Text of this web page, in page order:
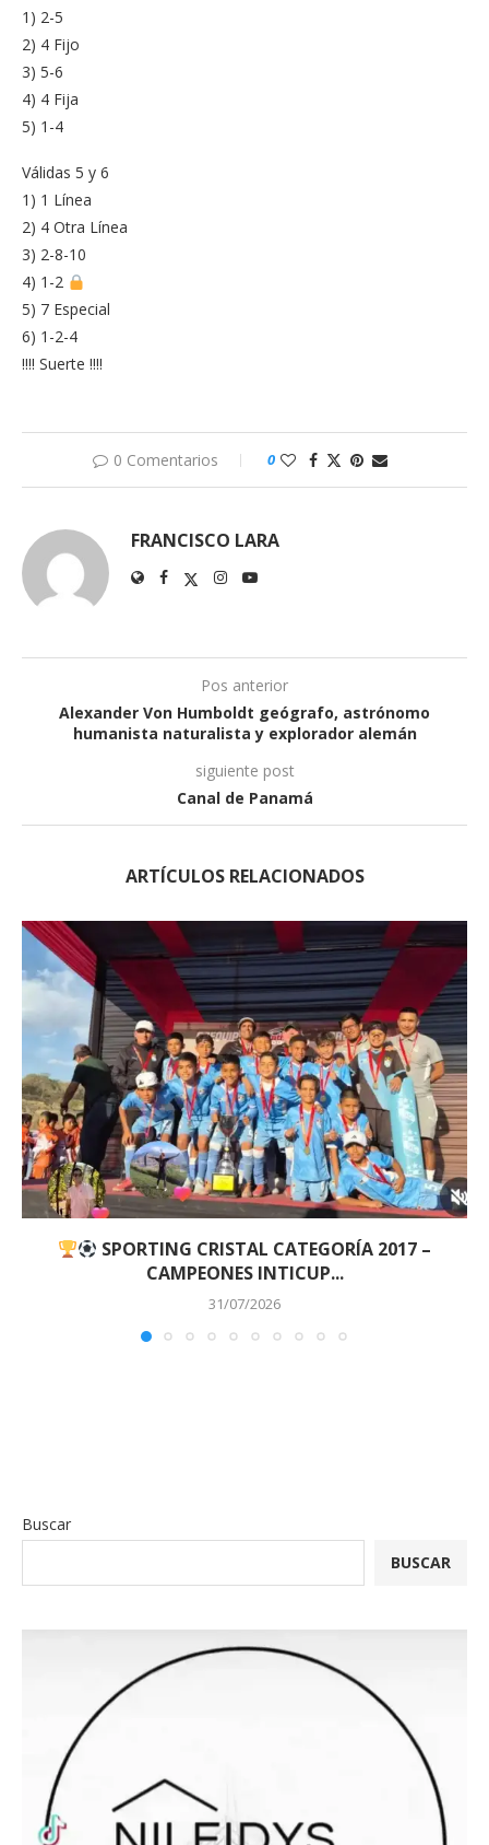
1) 2-5
2) 4 Fijo
3) 5-6
4) 4 Fija
5) 1-4
Válidas 5 y 6
1) 1 Línea
2) 4 Otra Línea
3) 2-8-10
4) 1-2
5) 7 Especial
6) 1-2-4
!!!! Suerte !!!!
0 Comentarios 0
FRANCISCO LARA
Pos anterior
Alexander Von Humboldt geógrafo, astrónomo
humanista naturalista y explorador alemán
siguiente post
Canal de Panamá
ARTÍCULOS RELACIONADOS
SPORTING CRISTAL CATEGORÍA 2017 –
CAMPEONES INTICUP...
31/07/2026
Buscar
BUSCAR